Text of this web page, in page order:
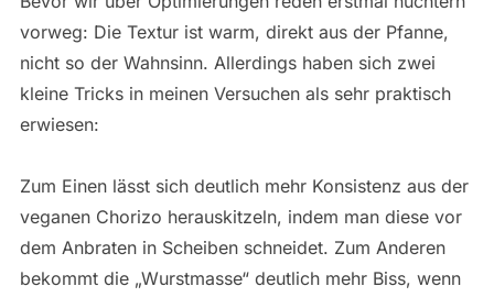
vorweg: Die Textur ist warm, direkt aus der Pfanne,
nicht so der Wahnsinn. Allerdings haben sich zwei
kleine Tricks in meinen Versuchen als sehr praktisch
erwiesen:
Zum Einen lässt sich deutlich mehr Konsistenz aus der
veganen Chorizo herauskitzeln, indem man diese vor
dem Anbraten in Scheiben schneidet. Zum Anderen
bekommt die „Wurstmasse“ deutlich mehr Biss, wenn